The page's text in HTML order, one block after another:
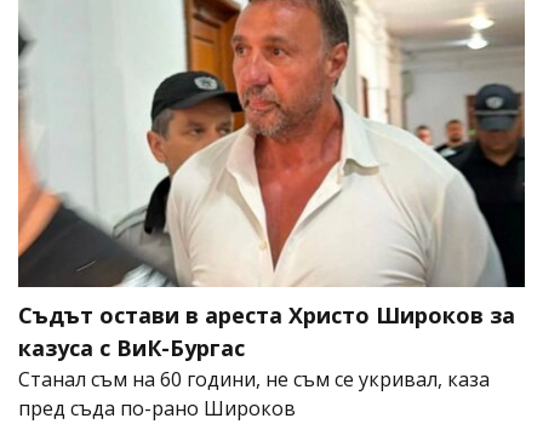
Съдът остави в ареста Христо Широков за
казуса с ВиК-Бургас
Станал съм на 60 години, не съм се укривал, каза
пред съда по-рано Широков